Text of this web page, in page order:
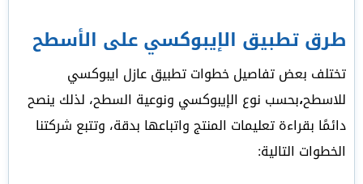
طرق تطبيق الإيبوكسي على الأسطح
تختلف بعض تفاصيل خطوات تطبيق عازل ايبوكسي
للاسطح،بحسب نوع الإيبوكسي ونوعية السطح، لذلك ينصح
دائمًا بقراءة تعليمات المنتج واتباعها بدقة، وتتبع شركتنا
الخطوات التالية: